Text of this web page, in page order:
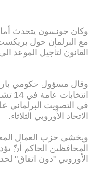
وكان جونسون يتحدث
مع البرلمان حول
القانون لتأجيل الموعد الى 31 كانون الثاني/يناير 2020.
وقال مسؤول حكومي
في التصويت البرلماني
الاتحاد الأوروبي الثلاثاء.
ويخشى حزب العمال
المحافظين الحاكم أنّ
الأوروبي "دون اتفاق"